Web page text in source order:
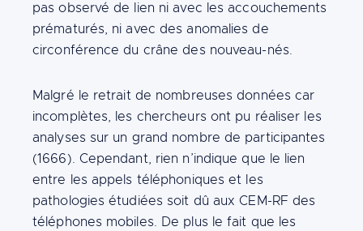
pas observé de lien ni avec les accouchements
prématurés, ni avec des anomalies de
circonférence du crâne des nouveau-nés.
Malgré le retrait de nombreuses données car
incomplètes, les chercheurs ont pu réaliser les
analyses sur un grand nombre de participantes
(1666). Cependant, rien n’indique que le lien
entre les appels téléphoniques et les
pathologies étudiées soit dû aux CEM-RF des
téléphones mobiles. De plus le fait que les